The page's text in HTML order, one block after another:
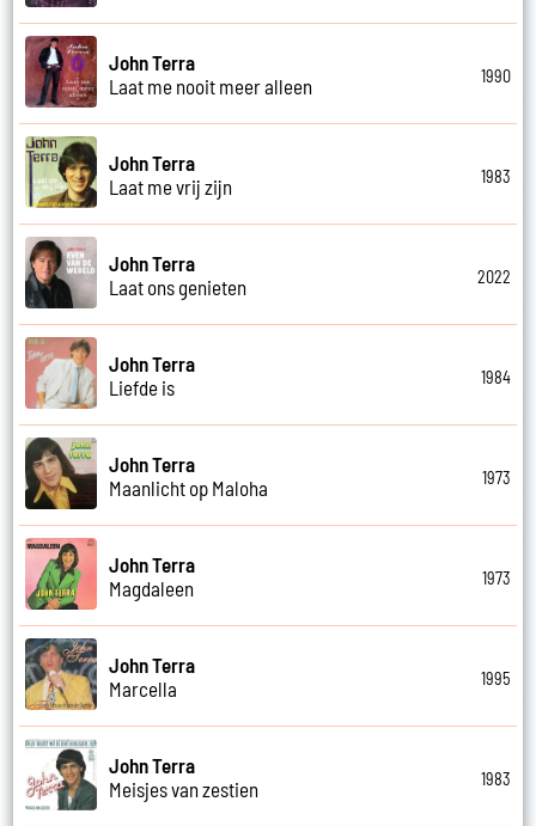
John Terra
Laat me nooit meer alleen
1990
John Terra
Laat me vrij zijn
1983
John Terra
Laat ons genieten
2022
John Terra
Liefde is
1984
John Terra
Maanlicht op Maloha
1973
John Terra
Magdaleen
1973
John Terra
Marcella
1995
John Terra
Meisjes van zestien
1983